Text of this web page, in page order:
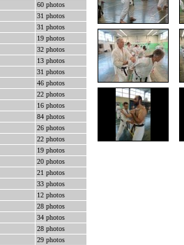
60 photos
31 photos
31 photos
19 photos
32 photos
13 photos
31 photos
46 photos
22 photos
16 photos
84 photos
26 photos
22 photos
19 photos
20 photos
21 photos
33 photos
12 photos
28 photos
34 photos
28 photos
29 photos